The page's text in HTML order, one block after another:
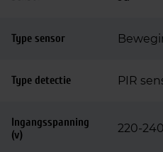
Type sensor
Type detectie PIR
Ingangsspanning
(v)
220-240